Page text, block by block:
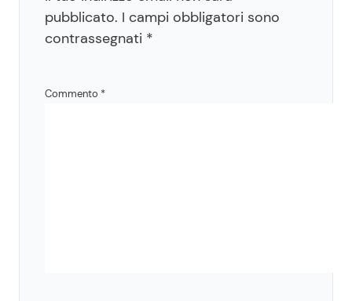
pubblicato. I campi obbligatori sono
contrassegnati *
Commento *